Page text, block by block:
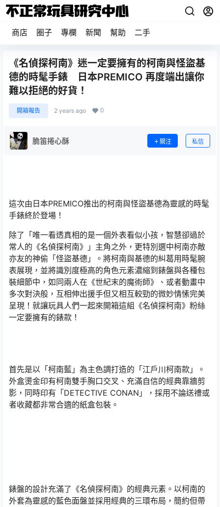
商店 圈子 專欄 新聞 幫助 二手
《名偵探柯南》迷一定要擁有的柯南與怪盜基
德的時髦手錶 日本PREMICO 再度端出讓你
難以拒絕的好貨！
開箱報告 2 years ago 0
脆笛捲心酥 關注 私信
這次由日本PREMICO推出的柯南與怪盜基德為靈感的時髦
手錶終於登場！
除了「唯一看透真相的是一個外表看似小孩，智慧卻過於
常人的《名偵探柯南》」主角之外，更特別選中柯南亦敵
亦友的神偷「怪盜基德」。將柯南與基德的糾葛用時髦腕
表展現，並將識別度極高的角色元素濃縮到錶盤與各種包
裝細節中，如同兩人在《世紀末的魔術師》、或者動畫中
多次對決般，互相伸出援手但又相互較勁的微妙情愫完美
呈現！就讓玩具人們一起來開箱這組《名偵探柯南》粉絲
一定要擁有的錶款！
首先是以「柯南藍」為主色調打造的「江戶川柯南款」。
外盒燙金印有柯南雙手胸口交叉、充滿自信的經典靠牆剪
影，同時印有「DETECTIVE CONAN」，採用不論送禮或
者收藏都非常合適的紙盒包裝。
錶盤的設計充滿了《名偵探柯南》的經典元素。以柯南的
外套為靈感的藍色面盤並採用經典的三環布局，簡約但帶